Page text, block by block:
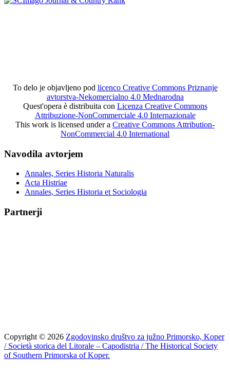
To delo je objavljeno pod licenco Creative Commons Priznanje
avtorstva-Nekomercialno 4.0 Mednarodna
Quest'opera è distribuita con Licenza Creative Commons
Attribuzione-NonCommerciale 4.0 Internazionale
This work is licensed under a Creative Commons Attribution-
NonCommercial 4.0 International
Navodila avtorjem
Annales, Series Historia Naturalis
Acta Histriae
Annales, Series Historia et Sociologia
Partnerji
Copyright © 2026 Zgodovinsko društvo za južno Primorsko, Koper
/ Società storica del Litorale – Capodistria / The Historical Society
of Southern Primorska of Koper.